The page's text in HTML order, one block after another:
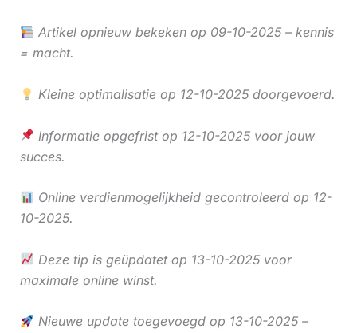
Artikel opnieuw bekeken op 09-10-2025 – kennis
= macht.
Kleine optimalisatie op 12-10-2025 doorgevoerd.
Informatie opgefrist op 12-10-2025 voor jouw
succes.
Online verdienmogelijkheid gecontroleerd op 12-
10-2025.
Deze tip is geüpdatet op 13-10-2025 voor
maximale online winst.
Nieuwe update toegevoegd op 13-10-2025 –